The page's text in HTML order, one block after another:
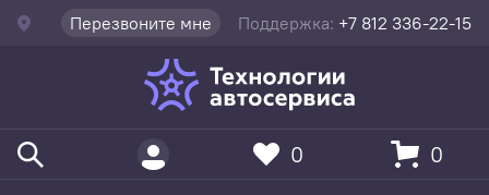
Перезвоните мне Поддержка: +7 812 336-22-15
0 0